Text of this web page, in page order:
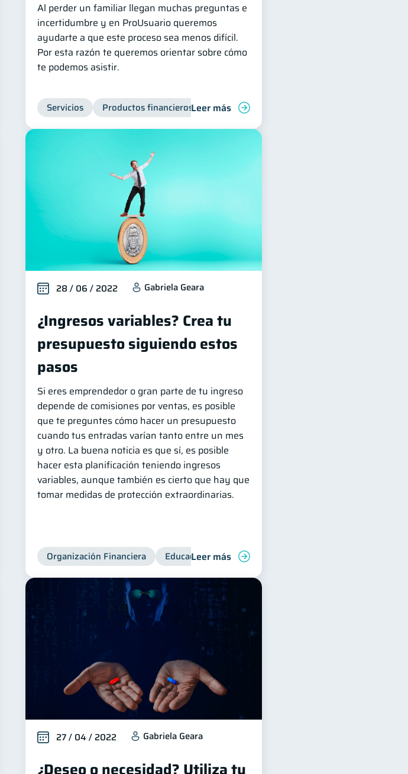
Finanzas familiares
Al perder un familiar llegan muchas preguntas e
incertidumbre y en ProUsuario queremos
ayudarte a que este proceso sea menos difícil.
Por esta razón te queremos orientar sobre cómo
te podemos asistir.
Servicios Productos financieros Inclusión financiera
Leer más
Manejo de deudas Control de deudas
28 / 06 / 2022 Gabriela Geara
¿Ingresos variables? Crea tu
presupuesto siguiendo estos
pasos
Si eres emprendedor o gran parte de tu ingreso
depende de comisiones por ventas, es posible
que te preguntes cómo hacer un presupuesto
cuando tus entradas varían tanto entre un mes
y otro. La buena noticia es que sí, es posible
hacer esta planificación teniendo ingresos
variables, aunque también es cierto que hay que
tomar medidas de protección extraordinarias.
Organización Financiera Educación financiera
Leer más
27 / 04 / 2022 Gabriela Geara